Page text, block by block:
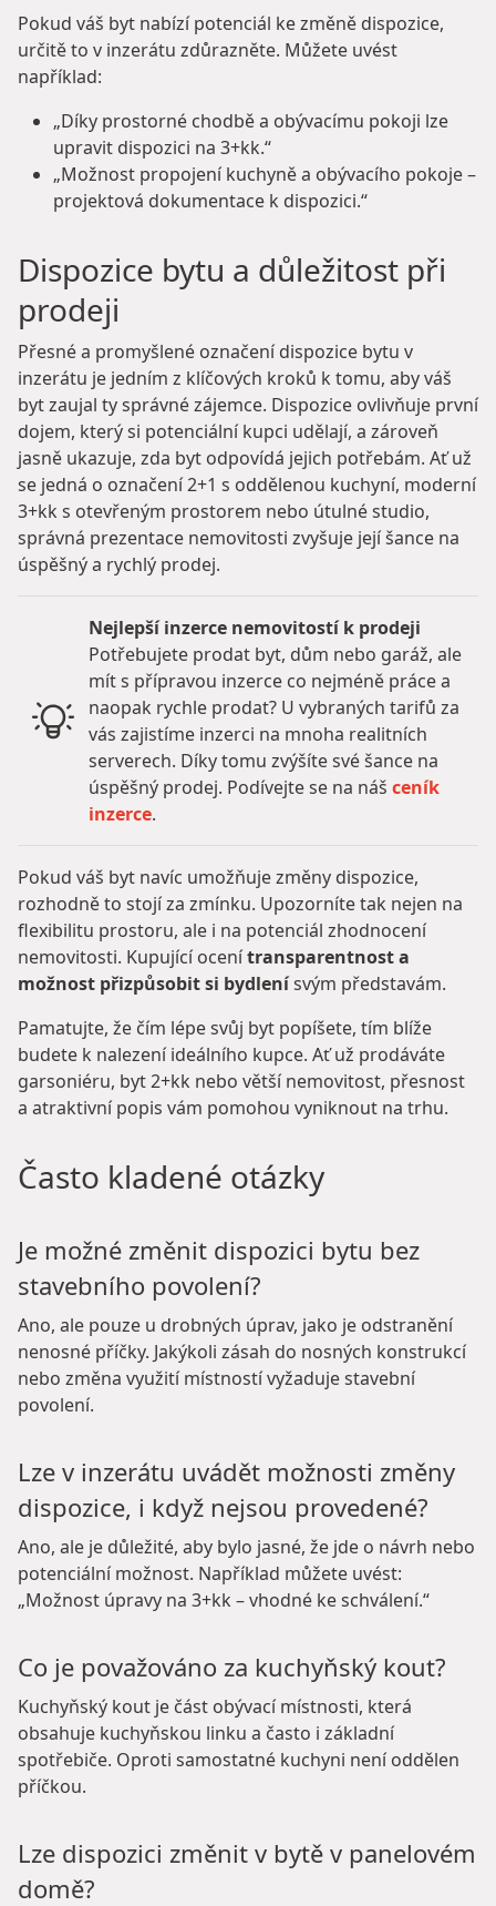
Pokud váš byt nabízí potenciál ke změně dispozice,
určitě to v inzerátu zdůrazněte. Můžete uvést
například:
„Díky prostorné chodbě a obývacímu pokoji lze
upravit dispozici na 3+kk.“
„Možnost propojení kuchyně a obývacího pokoje –
projektová dokumentace k dispozici.“
Dispozice bytu a důležitost při
prodeji
Přesné a promyšlené označení dispozice bytu v
inzerátu je jedním z klíčových kroků k tomu, aby váš
byt zaujal ty správné zájemce. Dispozice ovlivňuje první
dojem, který si potenciální kupci udělají, a zároveň
jasně ukazuje, zda byt odpovídá jejich potřebám. Ať už
se jedná o označení 2+1 s oddělenou kuchyní, moderní
3+kk s otevřeným prostorem nebo útulné studio,
správná prezentace nemovitosti zvyšuje její šance na
úspěšný a rychlý prodej.
Nejlepší inzerce nemovitostí k prodeji
Potřebujete prodat byt, dům nebo garáž, ale
mít s přípravou inzerce co nejméně práce a
naopak rychle prodat? U vybraných tarifů za
vás zajistíme inzerci na mnoha realitních
serverech. Díky tomu zvýšíte své šance na
úspěšný prodej. Podívejte se na náš ceník
inzerce.
Pokud váš byt navíc umožňuje změny dispozice,
rozhodně to stojí za zmínku. Upozorníte tak nejen na
flexibilitu prostoru, ale i na potenciál zhodnocení
nemovitosti. Kupující ocenítransparentnost a
možnost přizpůsobit si bydlenísvým představám.
Pamatujte, že čím lépe svůj byt popíšete, tím blíže
budete k nalezení ideálního kupce. Ať už prodáváte
garsoniéru, byt 2+kk nebo větší nemovitost, přesnost
a atraktivní popis vám pomohou vyniknout na trhu.
Často kladené otázky
Je možné změnit dispozici bytu bez
stavebního povolení?
Ano, ale pouze u drobných úprav, jako je odstranění
nenosné příčky. Jakýkoli zásah do nosných konstrukcí
nebo změna využití místností vyžaduje stavební
povolení.
Lze v inzerátu uvádět možnosti změny
dispozice, i když nejsou provedené?
Ano, ale je důležité, aby bylo jasné, že jde o návrh nebo
potenciální možnost. Například můžete uvést:
„Možnost úpravy na 3+kk – vhodné ke schválení.“
Co je považováno za kuchyňský kout?
Kuchyňský kout je část obývací místnosti, která
obsahuje kuchyňskou linku a často i základní
spotřebiče. Oproti samostatné kuchyni není oddělen
příčkou.
Lze dispozici změnit v bytě v panelovém
domě?